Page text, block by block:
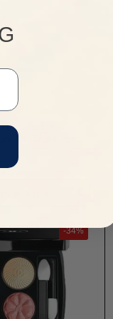
Loose
00 Tranlucent
1.850.000 đ
-34%